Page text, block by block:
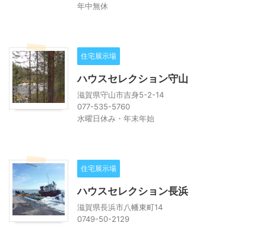
年中無休
住宅展示場
ハウスセレクション守山
滋賀県守山市吉身5-2-14
077-535-5760
水曜日休み・年末年始
住宅展示場
ハウスセレクション長浜
滋賀県長浜市八幡東町14
0749-50-2129